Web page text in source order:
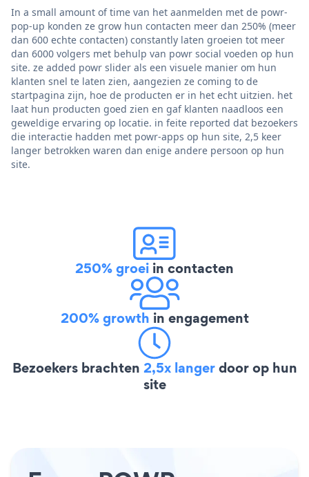
In a small amount of time van het aanmelden met de powr-
pop-up konden ze grow hun contacten meer dan 250% (meer
dan 600 echte contacten) constantly laten groeien tot meer
dan 6000 volgers met behulp van powr social voeden op hun
site. ze added powr slider als een visuele manier om hun
klanten snel te laten zien, aangezien ze coming to de
startpagina zijn, hoe de producten er in het echt uitzien. het
laat hun producten goed zien en gaf klanten naadloos een
geweldige ervaring op locatie. in feite reported dat bezoekers
die interactie hadden met powr-apps op hun site, 2,5 keer
langer betrokken waren dan enige andere persoon op hun
site.
250% groei in contacten
200% growth in engagement
Bezoekers brachten 2,5x langerdoor op hun
site